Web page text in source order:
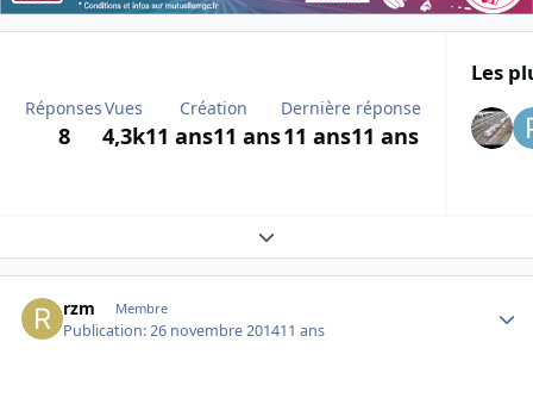
Réponses
8
Vues
4,3k
Création
11 ans11 ans
Dernière réponse
11 ans11 ans
Les
Expand topic overview
rzm Membre
Publication:26 novembre 201411 ans